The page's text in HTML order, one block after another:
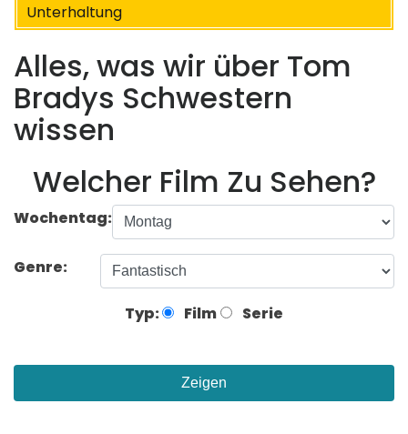
Unterhaltung
Alles, was wir über Tom
Bradys Schwestern
wissen
Welcher Film Zu Sehen?
Wochentag:
Genre:
Typ: Film Serie
Zeigen